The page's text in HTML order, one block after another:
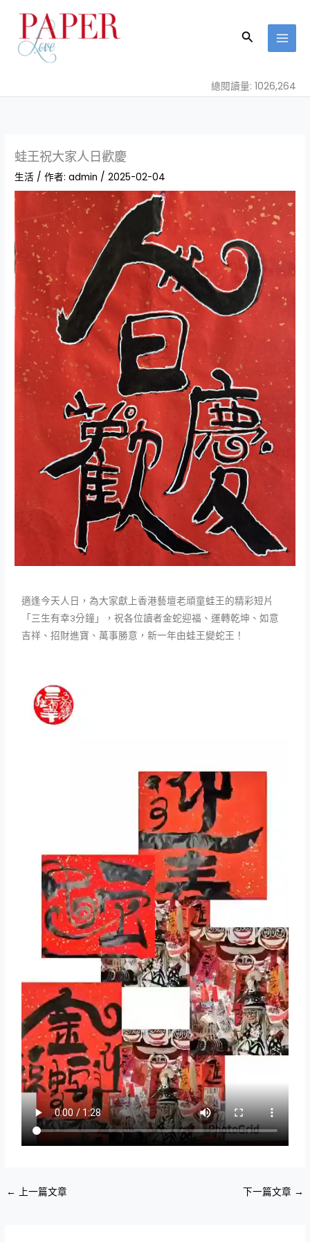
容
搜
總閱讀量: 1026,264
蛙王祝大家人日歡慶
生活 / 作者:admin /2025-02-04
適逢今天人日，為大家獻上香港藝壇老頑童蛙王的精彩短片
「三生有幸3分鐘」，祝各位讀者金蛇迎福、運轉乾坤、如意
吉祥、招財進寶、萬事勝意，新一年由蛙王變蛇王！
← 上一篇文章 下一篇文章 →